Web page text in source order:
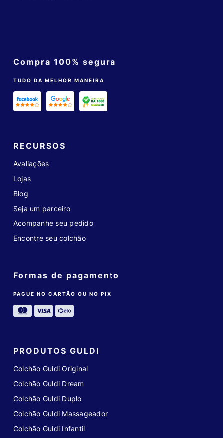
Compra 100% segura
TUDO DA MELHOR MANEIRA
RECURSOS
Avaliações
Lojas
Blog
Seja um parceiro
Acompanhe seu pedido
Encontre seu colchão
Formas de pagamento
PAGUE NO CARTÃO OU NO PIX
PRODUTOS GULDI
Colchão Guldi Original
Colchão Guldi Dream
Colchão Guldi Duplo
Colchão Guldi Massageador
Colchão Guldi Infantil